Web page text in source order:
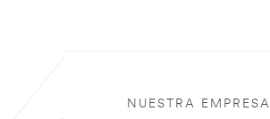
NUESTRA EMPRESA